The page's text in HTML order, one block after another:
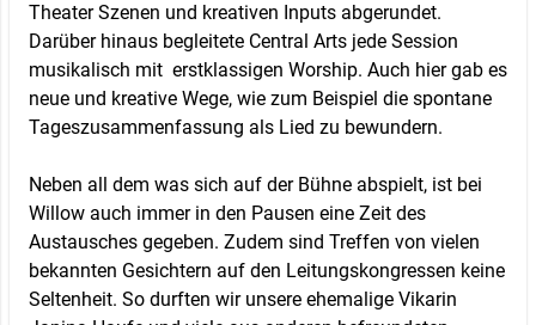
Theater Szenen und kreativen Inputs abgerundet.
Darüber hinaus begleitete Central Arts jede Session
musikalisch mit erstklassigen Worship. Auch hier gab es
neue und kreative Wege, wie zum Beispiel die spontane
Tageszusammenfassung als Lied zu bewundern.
Neben all dem was sich auf der Bühne abspielt, ist bei
Willow auch immer in den Pausen eine Zeit des
Austausches gegeben. Zudem sind Treffen von vielen
bekannten Gesichtern auf den Leitungskongressen keine
Seltenheit. So durften wir unsere ehemalige Vikarin